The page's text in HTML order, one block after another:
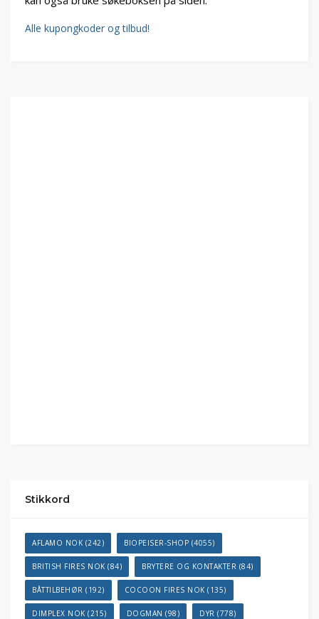
Alle kupongkoder og tilbud!
Stikkord
AFLAMO NOK (242) BIOPEISER-SHOP (4055)
BRITISH FIRES NOK (84) BRYTERE OG KONTAKTER (84)
BÅTTILBEHØR (192) COCOON FIRES NOK (135)
DIMPLEX NOK (215) DOGMAN (98) DYR (778)